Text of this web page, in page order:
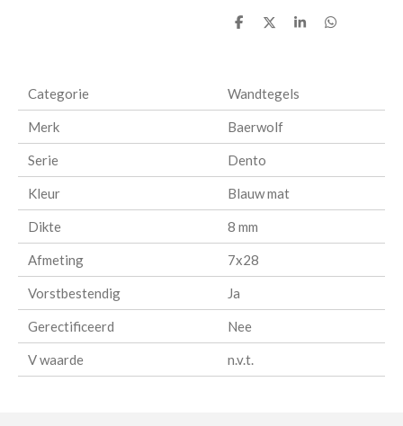
D
D
S
D
Categorie Wandtegels
Merk Baerwolf
Serie Dento
Kleur Blauw mat
Dikte 8 mm
Afmeting 7x28
Vorstbestendig Ja
Gerectificeerd Nee
V waarde n.v.t.